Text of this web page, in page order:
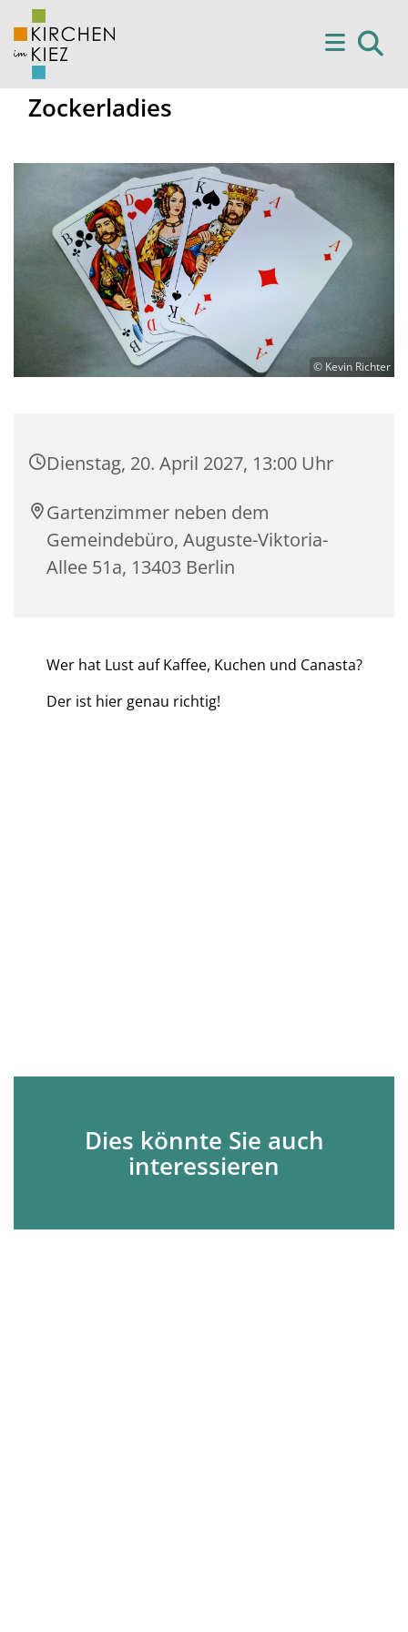
Zockerladies
© Kevin Richter
Dienstag, 20. April 2027, 13:00 Uhr
Gartenzimmer neben dem
Gemeindebüro, Auguste-Viktoria-
Allee 51a, 13403 Berlin
Wer hat Lust auf Kaffee, Kuchen und Canasta?
Der ist hier genau richtig!
Dies könnte Sie auch
interessieren